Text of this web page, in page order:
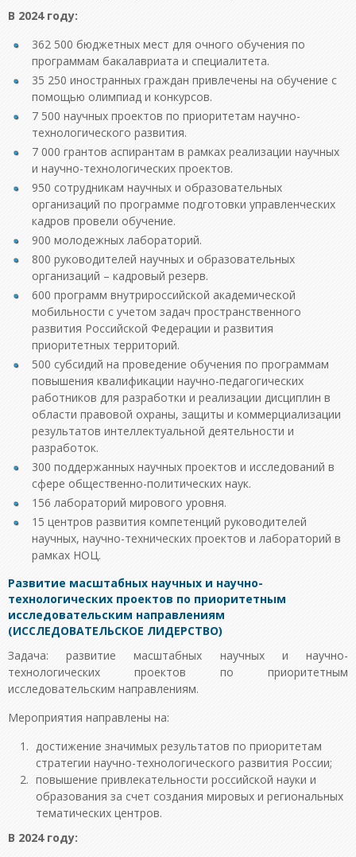
В 2024 году:
362 500 бюджетных мест для очного обучения по
программам бакалавриата и специалитета.
35 250 иностранных граждан привлечены на обучение с
помощью олимпиад и конкурсов.
7 500 научных проектов по приоритетам научно-
технологического развития.
7 000 грантов аспирантам в рамках реализации научных
и научно-технологических проектов.
950 сотрудникам научных и образовательных
организаций по программе подготовки управленческих
кадров провели обучение.
900 молодежных лабораторий.
800 руководителей научных и образовательных
организаций – кадровый резерв.
600 программ внутрироссийской академической
мобильности с учетом задач пространственного
развития Российской Федерации и развития
приоритетных территорий.
500 субсидий на проведение обучения по программам
повышения квалификации научно-педагогических
работников для разработки и реализации дисциплин в
области правовой охраны, защиты и коммерциализации
результатов интеллектуальной деятельности и
разработок.
300 поддержанных научных проектов и исследований в
сфере общественно-политических наук.
156 лабораторий мирового уровня.
15 центров развития компетенций руководителей
научных, научно-технических проектов и лабораторий в
рамках НОЦ.
Развитие масштабных научных и научно-
технологических проектов по приоритетным
исследовательским направлениям
(ИССЛЕДОВАТЕЛЬСКОЕ ЛИДЕРСТВО)
Задача: развитие масштабных научных и научно-
технологических проектов по приоритетным
исследовательским направлениям.
Мероприятия направлены на:
достижение значимых результатов по приоритетам
стратегии научно-технологического развития России;
повышение привлекательности российской науки и
образования за счет создания мировых и региональных
тематических центров.
В 2024 году: